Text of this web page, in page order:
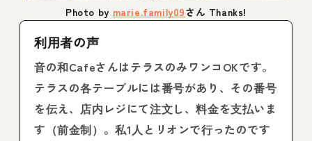
Photo by marie.family09さん Thanks!
利用者の声
音の和CafeさんはテラスのみワンコOKです。
テラスの各テーブルには番号があり、その番号
を伝え、店内レジにて注文し、料金を支払いま
す（前金制）。私1人とリオンで行ったのです